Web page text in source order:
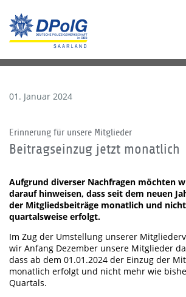
01. Januar 2024
Erinnerung für unsere Mitglieder
Beitragseinzug jetzt monatlich
Aufgrund diverser Nachfragen möchten
darauf hinweisen, dass seit dem neuen
der Mitgliedsbeiträge monatlich und
quartalsweise erfolgt.
Im Zug der Umstellung unserer
wir Anfang Dezember unsere Mitglieder
dass ab dem 01.01.2024 der Einzug der
monatlich erfolgt und nicht mehr wie
Quartals.